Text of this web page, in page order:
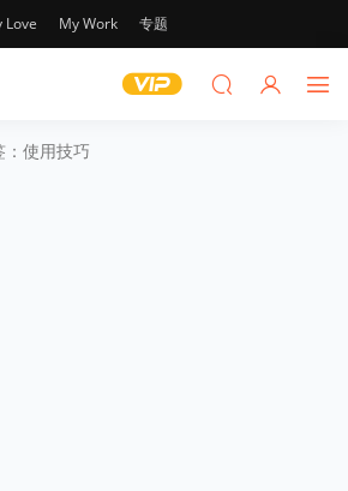
Love My Work 专题
：使用技巧